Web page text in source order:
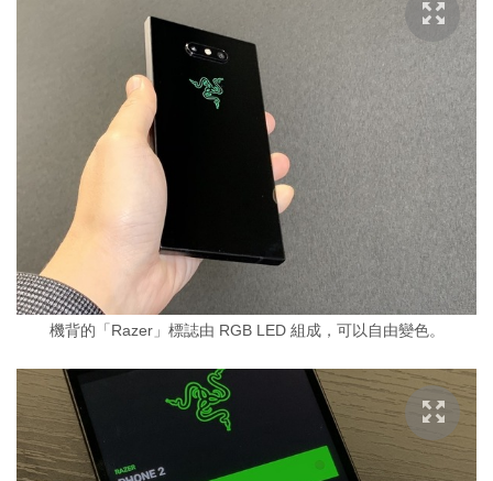
機背的「Razer」標誌由 RGB LED 組成，可以自由變色。